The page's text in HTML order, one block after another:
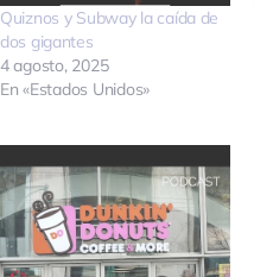
Quienes somos
Quiznos y Subway la caída de
dos gigantes
4 agosto, 2025
En «Estados Unidos»